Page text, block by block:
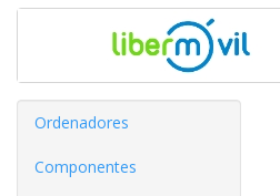
Ordenadores
Componentes